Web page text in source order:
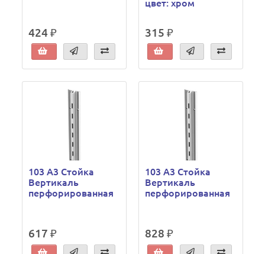
424 ₽
цвет: хром
315 ₽
103 A3 Стойка
Вертикаль
перфорированная
617 ₽
103 A3 Стойка
Вертикаль
перфорированная
828 ₽